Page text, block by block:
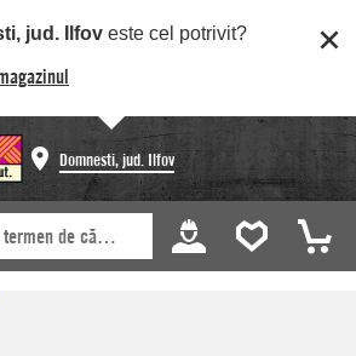
jud. Ilfov este cel potrivit?
Domnesti, jud. Ilfov